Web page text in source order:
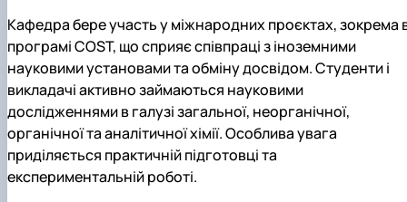
Кафедра бере участь у міжнародних проєктах, зокрема
програмі COST, що сприяє співпраці з іноземними
науковими установами та обміну досвідом. Студенти і
викладачі активно займаються науковими
дослідженнями в галузі загальної, неорганічної,
органічної та аналітичної хімії. Особлива увага
приділяється практичній підготовці та
експериментальній роботі.